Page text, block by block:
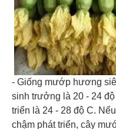
- Giống mướp hương
sinh trưởng là 20 - 24
triển là 24 - 28 độ C.
chậm phát triển, cây